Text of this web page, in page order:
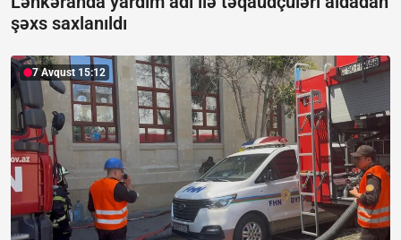
şəxs saxlanıldı
7 Avqust 15:12